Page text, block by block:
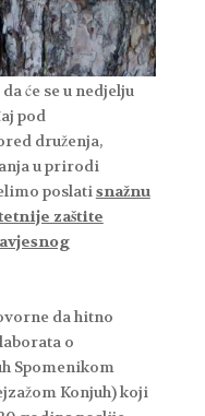
će se u nedjelju
pod
druženja,
u prirodi
poslatisnažnu
zaštite
da hitno
o
Spomenikom
Konjuh) koji